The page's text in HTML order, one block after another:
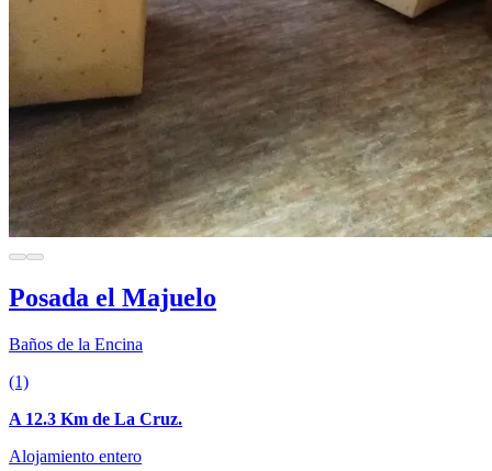
Posada el Majuelo
Baños de la Encina
(1)
A 12.3 Km de La Cruz.
Alojamiento entero